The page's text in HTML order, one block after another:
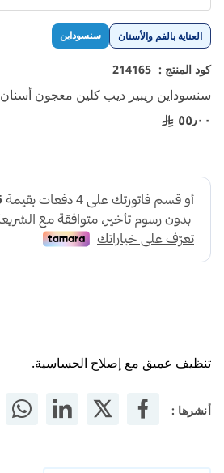
العناية بالفم والأسنان سنسوداين
كود المنتج : 214165
سنسوداين ريبير ديب كلين معجون أسنان 75 مل
٥٥٫٠٠
تنظيف عميق مع إصلاح الحساسية.
أنشرها :
تخطي
إلى
بداية
معرض
الصور